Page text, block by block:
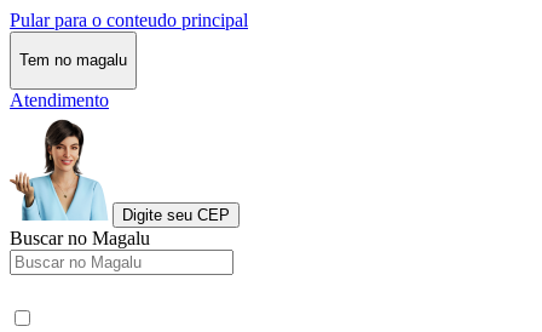
Pular para o conteudo principal
Tem no magalu
Atendimento
Digite seu CEP
Buscar no Magalu